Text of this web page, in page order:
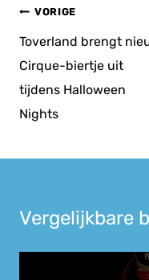
Bericht
navigatie
VORIGE
Toverland brengt
Cirque-biertje uit
tijdens Halloween
Nights
Vergelijkbare